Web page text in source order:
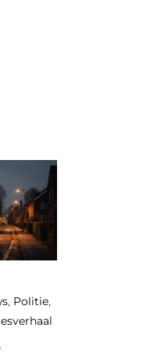
, Politie,